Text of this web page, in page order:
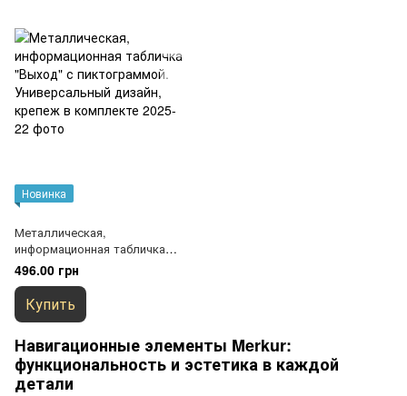
Новинка
Металлическая,
информационная табличка
"Выход" с пиктограммой.
Универсальный дизайн,
крепеж в комплекте
496.00 грн
Купить
Навигационные элементы Merkur:
функциональность и эстетика в каждой
детали